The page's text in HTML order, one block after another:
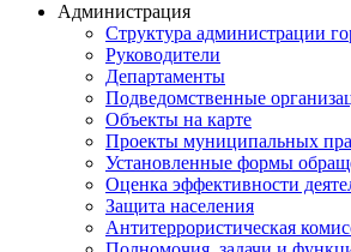
Администрация
Структура администрации
Руководители
Департаменты
Подведомственные
Объекты на карте
Проекты муниципальных
Установленные формы
Оценка эффективности
Защита населения
Антитеррористическая